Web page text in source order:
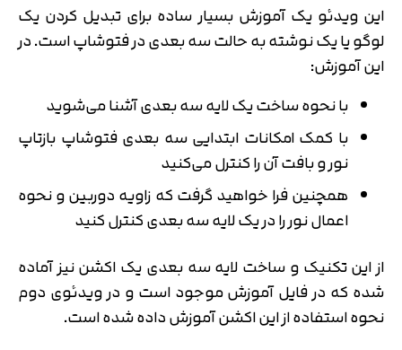
این ویدئو یک آموزش بسیار ساده برای تبدیل کردن یک
لوگو یا یک نوشته به حالت سه بعدی در فتوشاپ است. در
این آموزش:
با نحوه ساخت یک لایه سه بعدی آشنا می‌شوید
با کمک امکانات ابتدایی سه بعدی فتوشاپ بازتاپ
نور و بافت آن را کنترل می‌کنید
همچنین فرا خواهید گرفت که زاویه دوربین و نحوه
اعمال نور را در یک لایه سه بعدی کنترل کنید
از این تکنیک و ساخت لایه سه بعدی یک اکشن نیز آماده
شده که در فایل آموزش موجود است و در ویدئوی دوم
نحوه استفاده از این اکشن آموزش داده شده است.